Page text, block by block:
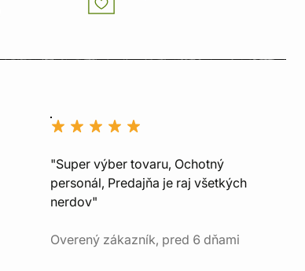
"Super výber tovaru, Ochotný
personál, Predajňa je raj všetkých
nerdov"
Overený zákazník, pred 6 dňami